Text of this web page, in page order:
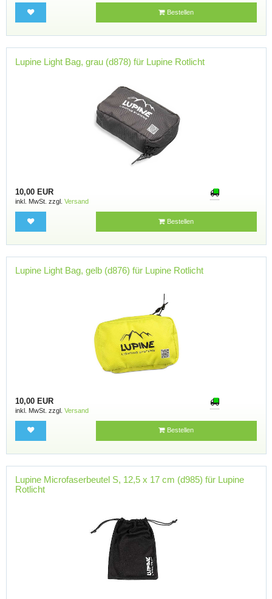
Bestellen
Lupine Light Bag, grau (d878) für Lupine Rotlicht
10,00 EUR
inkl. MwSt. zzgl. Versand
Bestellen
Lupine Light Bag, gelb (d876) für Lupine Rotlicht
10,00 EUR
inkl. MwSt. zzgl. Versand
Bestellen
Lupine Microfaserbeutel S, 12,5 x 17 cm (d985) für Lupine
Rotlicht